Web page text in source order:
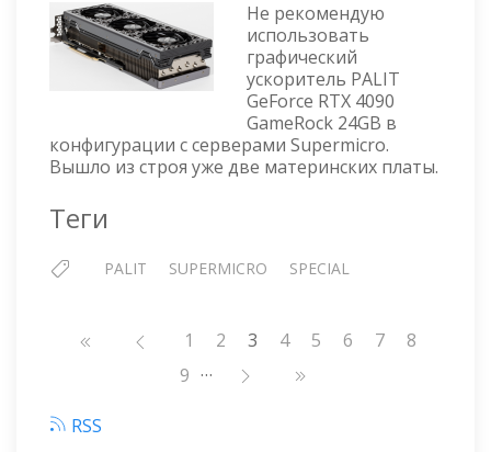
RTX
4090
GAMEROCK
24GB
—
СДОХЛО
ДВЕ
МАТЕРИНКИ
Не рекомендую
использовать
графический
ускоритель PALIT
GeForce RTX 4090
GameRock 24GB в
конфигурации с серверами Supermicro.
Вышло из строя уже две материнских платы.
Теги
PALIT SUPERMICRO SPECIAL
Нумерация
Страница
1 Страница
2 3 Страница
4 Страница
5 Страница
6 Страница
7 Страница
8
Страница
9 …
RSS